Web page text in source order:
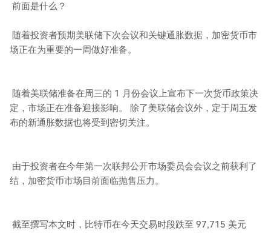
前面是什么？
随着投资者预期美联储下次会议和关键通胀数据，加密货币市
场正在为重要的一周做好准备。
随着美联储准备在周三的 1 月份会议上宣布下一次货币政策决
定，市场正在准备迎接影响。 除了美联储会议外，定于周五发
布的新通胀数据也将受到密切关注。
由于投资者在今年第一次联邦公开市场委员会会议之前获利了
结，加密货币市场目前面临抛售压力。
截至撰写本文时，比特币在今天交易时段跌至 97,715 美元